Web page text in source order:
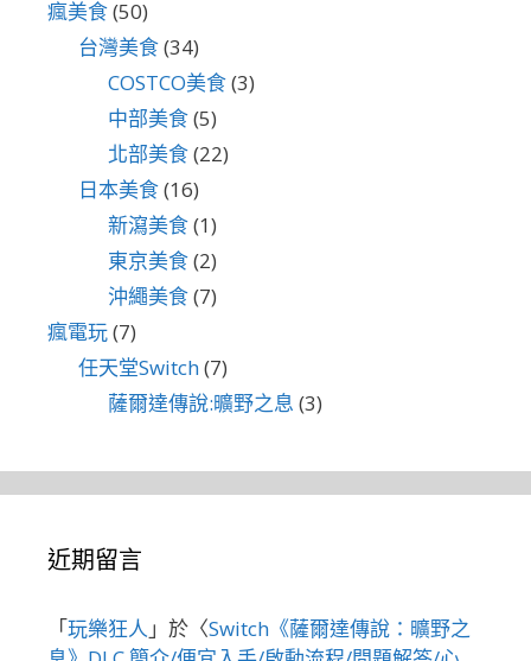
瘋美食(50)
台灣美食(34)
COSTCO美食(3)
中部美食(5)
北部美食(22)
日本美食(16)
新瀉美食(1)
東京美食(2)
沖繩美食(7)
瘋電玩(7)
任天堂Switch(7)
薩爾達傳說:曠野之息 (3)
近期留言
「玩樂狂人 」於〈Switch《薩爾達傳說：曠野之